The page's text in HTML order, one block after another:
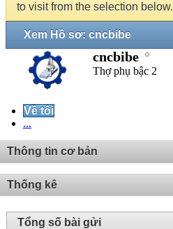
to visit from the selection below.
Xem Hồ sơ: cncbibe
cncbibe
Thợ phụ bậc 2
Về tôi
...
Thông tin cơ bản
Thống kê
Tổng số bài gửi